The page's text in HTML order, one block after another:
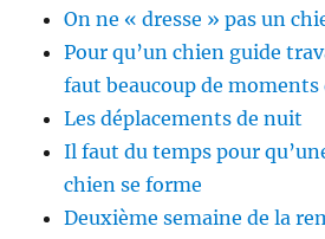
On ne « dresse » pas un
Pour qu’un chien guide
faut beaucoup de moments
Les déplacements de nuit
Il faut du temps pour
chien se forme
Deuxième semaine de la